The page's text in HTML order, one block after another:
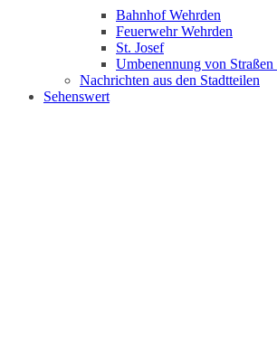
Bahnhof Wehrden
Feuerwehr Wehrden
St. Josef
Umbenennung von
Nachrichten aus den Stadtteilen
Sehenswert